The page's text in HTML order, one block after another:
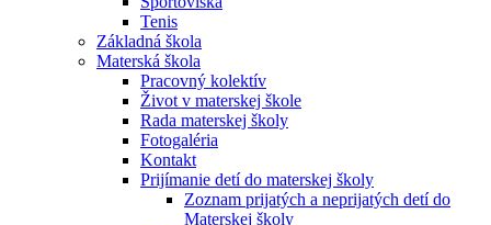
Tenis
Základná škola
Materská škola
Pracovný kolektív
Život v materskej škole
Rada materskej školy
Fotogaléria
Kontakt
Prijímanie detí do materskej školy
Zoznam prijatých a neprijatých detí do
Materskej školy